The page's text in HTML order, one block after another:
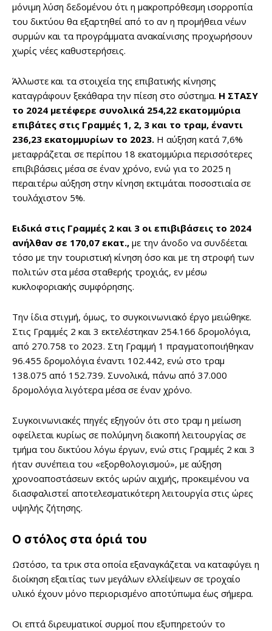
μόνιμη λύση δεδομένου ότι η μακροπρόθεσμη ισορροπία
του δικτύου θα εξαρτηθεί από το αν η προμήθεια νέων
συρμών και τα προγράμματα ανακαίνισης προχωρήσουν
χωρίς νέες καθυστερήσεις.
Άλλωστε και τα στοιχεία της επιβατικής κίνησης
καταγράφουν ξεκάθαρα την πίεση στο σύστημα. Η ΣΤΑΣΥ
το 2024 μετέφερε συνολικά 254,22 εκατομμύρια
επιβάτες στις Γραμμές 1, 2, 3 και το τραμ, έναντι
236,23 εκατομμυρίων το 2023. Η αύξηση κατά 7,6%
μεταφράζεται σε περίπου 18 εκατομμύρια περισσότερες
επιβιβάσεις μέσα σε έναν χρόνο, ενώ για το 2025 η
περαιτέρω αύξηση στην κίνηση εκτιμάται ποσοστιαία σε
τουλάχιστον 5%.
Ειδικά στις Γραμμές 2 και 3 οι επιβιβάσεις το 2024
ανήλθαν σε 170,07 εκατ., με την άνοδο να συνδέεται
τόσο με την τουριστική κίνηση όσο και με τη στροφή των
πολιτών στα μέσα σταθερής τροχιάς, εν μέσω
κυκλοφοριακής συμφόρησης.
Την ίδια στιγμή, όμως, το συγκοινωνιακό έργο μειώθηκε.
Στις Γραμμές 2 και 3 εκτελέστηκαν 254.166 δρομολόγια,
από 270.758 το 2023. Στη Γραμμή 1 πραγματοποιήθηκαν
96.455 δρομολόγια έναντι 102.442, ενώ στο τραμ
138.075 από 152.739. Συνολικά, πάνω από 37.000
δρομολόγια λιγότερα μέσα σε έναν χρόνο.
Συγκοινωνιακές πηγές εξηγούν ότι στο τραμ η μείωση
οφείλεται κυρίως σε πολύμηνη διακοπή λειτουργίας σε
τμήμα του δικτύου λόγω έργων, ενώ στις Γραμμές 2 και 3
ήταν συνέπεια του «εξορθολογισμού», με αύξηση
χρονοαποστάσεων εκτός ωρών αιχμής, προκειμένου να
διασφαλιστεί αποτελεσματικότερη λειτουργία στις ώρες
υψηλής ζήτησης.
Ο στόλος στα όριά του
Ωστόσο, τα τρικ στα οποία εξαναγκάζεται να καταφύγει η
διοίκηση εξαιτίας των μεγάλων ελλείψεων σε τροχαίο
υλικό έχουν μόνο περιορισμένο αποτύπωμα έως σήμερα.
Οι επτά διρευματικοί συρμοί που εξυπηρετούν το